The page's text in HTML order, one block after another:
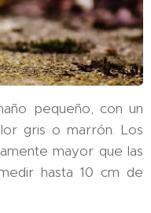
pequeño, con un
gris o marrón. Los
mayor que las
hasta 10 cm de